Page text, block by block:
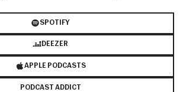
SPOTIFY
DEEZER
APPLE PODCASTS
PODCAST ADDICT